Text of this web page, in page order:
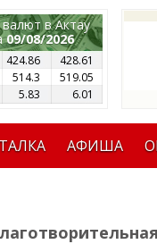
валют в Актау
09/08/2026
424.86
428.61
514.3
519.05
5.83
6.01
АФИША